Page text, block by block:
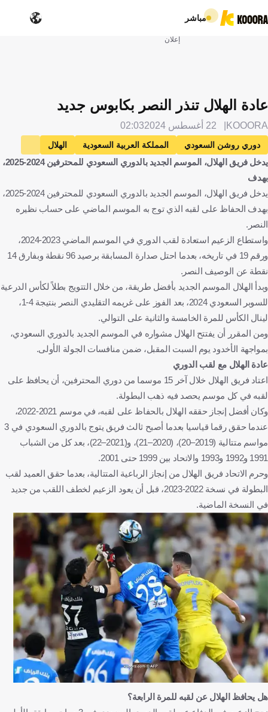
مباشر
إعلان
عادة الهلال تنذر النصر بكابوس جديد
KOOORA 22 أغسطس 2024 02:03
دوري روشن السعودي المملكة العربية السعودية
الهلال
النصر
كرة قدم
يدخل فريق الهلال، الموسم الجديد بالدوري السعودي للمحترفين 2024-2025،
بهدف
يدخل فريق الهلال، الموسم الجديد بالدوري السعودي للمحترفين 2024-2025،
بهدف الحفاظ على لقبه الذي توج به الموسم الماضي على حساب نظيره
النصر.
واستطاع الزعيم استعادة لقب الدوري في الموسم الماضي 2023-2024،
ورقم 19 في تاريخه، بعدما احتل صدارة المسابقة برصيد 96 نقطة وبفارق 14
نقطة عن الوصيف النصر.
وبدأ الهلال الموسم الجديد بأفضل طريقة، من خلال التتويج بطلاً لكأس الدرعية
للسوبر السعودي 2024، بعد الفوز على غريمه التقليدي النصر بنتيجة 4-1،
لينال الكأس للمرة الخامسة والثانية على التوالي.
ومن المقرر أن يفتتح الهلال مشواره في الموسم الجديد بالدوري السعودي،
بمواجهة الأخدود يوم السبت المقبل، ضمن منافسات الجولة الأولى.
عادة الهلال مع لقب الدوري
اعتاد فريق الهلال خلال آخر 15 موسما من دوري المحترفين، أن يحافظ على
لقبه في كل موسم يحصد فيه ذهب البطولة.
وكان أفضل إنجاز حققه الهلال بالحفاظ على لقبه، في موسم 2021-2022،
عندما حقق رقما قياسيا بعدما أصبح ثالث فريق يتوج بالدوري السعودي في 3
مواسم متتالية (2019–20)، (2020–21)، و(2021–22)، بعد كل من الشباب
1991 و1992 و1993 والاتحاد بين 1999 حتى 2001.
وحرم الاتحاد فريق الهلال من إنجاز الرباعية المتتالية، بعدما حقق العميد لقب
البطولة في نسخة 2022-2023، قبل أن يعود الزعيم لخطف اللقب من جديد
في النسخة الماضية.
هل يحافظ الهلال عن لقبه للمرة الرابعة؟